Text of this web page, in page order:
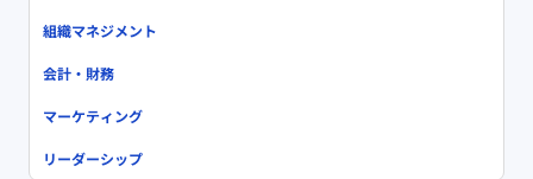
組織マネジメント
会計・財務
マーケティング
リーダーシップ